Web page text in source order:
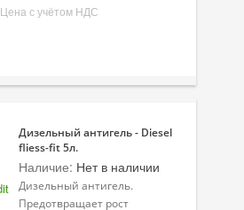
Цена с учётом НДС
Дизельный антигель - Diesel
fliess-fit 5л.
Наличие: Нет в наличии
Дизельный антигель.
Предотвращает рост